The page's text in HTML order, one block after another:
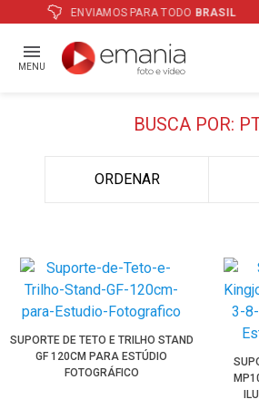
ATÉ12XE PREÇO
MENU
BUSCA POR:
ORDENAR
SUPORTE DE TETO E TRILHO STAND
GF 120CM PARA ESTÚDIO
FOTOGRÁFICO